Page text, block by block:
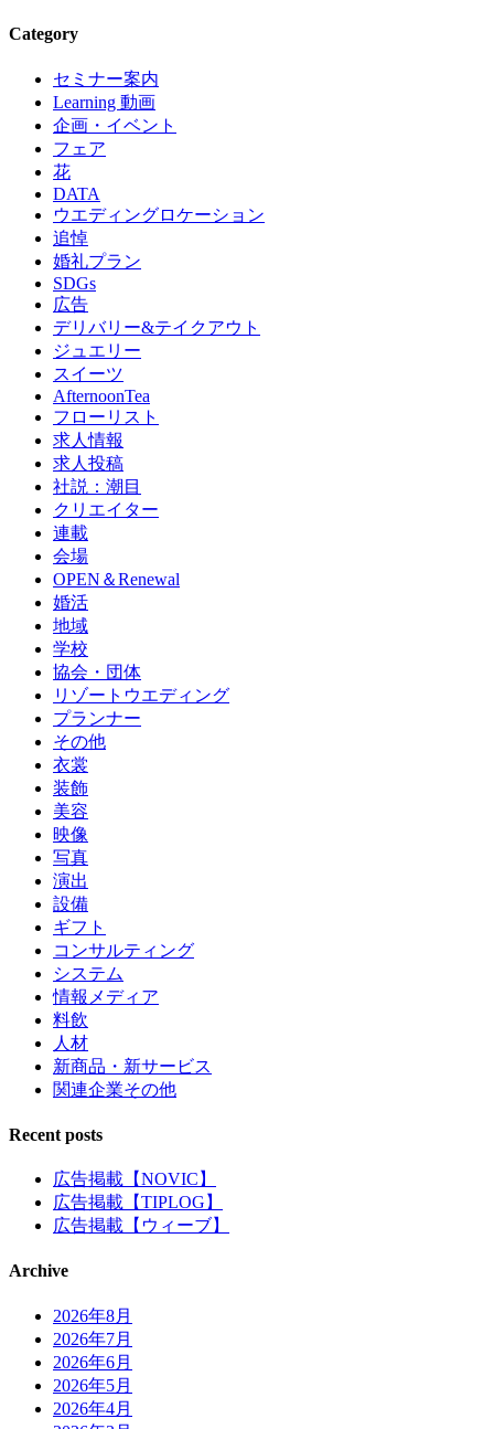
Category
セミナー案内
Learning 動画
企画・イベント
フェア
花
DATA
ウエディングロケーション
追悼
婚礼プラン
SDGs
広告
デリバリー&テイクアウト
ジュエリー
スイーツ
AfternoonTea
フローリスト
求人情報
求人投稿
社説：潮目
クリエイター
連載
会場
OPEN＆Renewal
婚活
地域
学校
協会・団体
リゾートウエディング
プランナー
その他
衣裳
装飾
美容
映像
写真
演出
設備
ギフト
コンサルティング
システム
情報メディア
料飲
人材
新商品・新サービス
関連企業その他
Recent posts
広告掲載【NOVIC】
広告掲載【TIPLOG】
広告掲載【ウィーブ】
Archive
2026年8月
2026年7月
2026年6月
2026年5月
2026年4月